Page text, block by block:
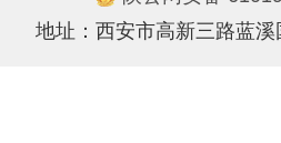
地址：西安市高新三路蓝